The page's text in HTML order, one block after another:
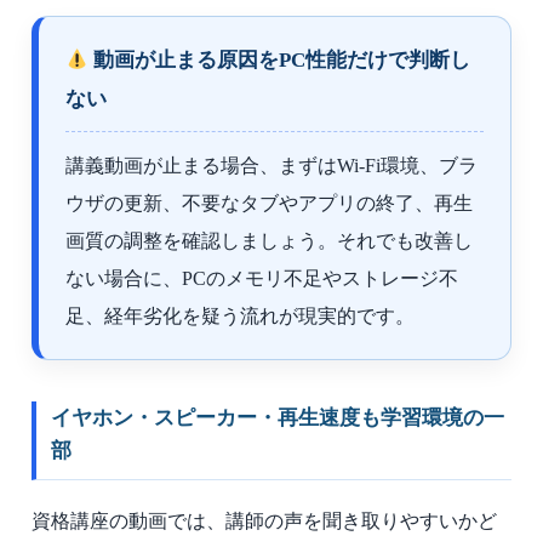
動画が止まる原因をPC性能だけで判断し
ない
講義動画が止まる場合、まずはWi-Fi環境、ブラ
ウザの更新、不要なタブやアプリの終了、再生
画質の調整を確認しましょう。それでも改善し
ない場合に、PCのメモリ不足やストレージ不
足、経年劣化を疑う流れが現実的です。
イヤホン・スピーカー・再生速度も学習環境の一
部
資格講座の動画では、講師の声を聞き取りやすいかど